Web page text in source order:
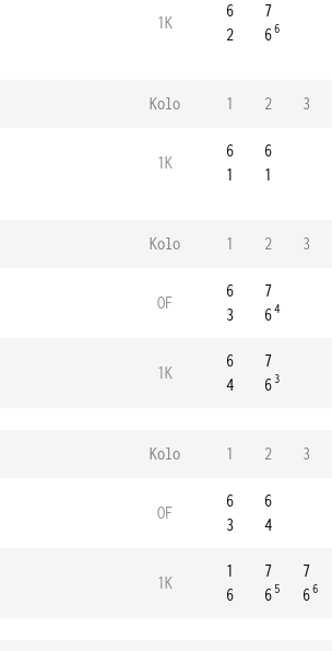
1K
6
2
7
66
Kolo 1 2 3
1K
6
1
6
1
Kolo 1 2 3
OF
6
3
7
64
1K
6
4
7
6 3
Kolo 1 2 3
OF
6
3
6
4
1K
1
6
7
6 5
7
66